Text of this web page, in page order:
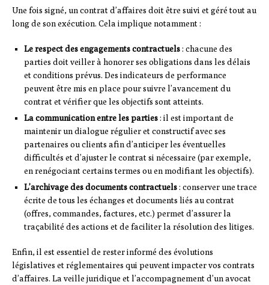
Une fois signé, un contrat d’affaires doit être suivi et géré tout au
long de son exécution. Cela implique notamment :
Le respect des engagements contractuels: chacune des
parties doit veiller à honorer ses obligations dans les délais
et conditions prévus. Des indicateurs de performance
peuvent être mis en place pour suivre l’avancement du
contrat et vérifier que les objectifs sont atteints.
La communication entre les parties: il est important de
maintenir un dialogue régulier et constructif avec ses
partenaires ou clients afin d’anticiper les éventuelles
difficultés et d’ajuster le contrat si nécessaire (par exemple,
en renégociant certains termes ou en modifiant les objectifs).
L’archivage des documents contractuels: conserver une trace
écrite de tous les échanges et documents liés au contrat
(offres, commandes, factures, etc.) permet d’assurer la
traçabilité des actions et de faciliter la résolution des litiges.
Enfin, il est essentiel de rester informé des évolutions
législatives et réglementaires qui peuvent impacter vos contrats
d’affaires. La veille juridique et l’accompagnement d’un avocat